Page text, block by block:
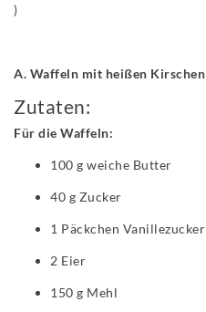
)
A. Waffeln mit heißen Kirschen
Zutaten:
Für die Waffeln:
100 g weiche Butter
40 g Zucker
1 Päckchen Vanillezucker
2 Eier
150 g Mehl